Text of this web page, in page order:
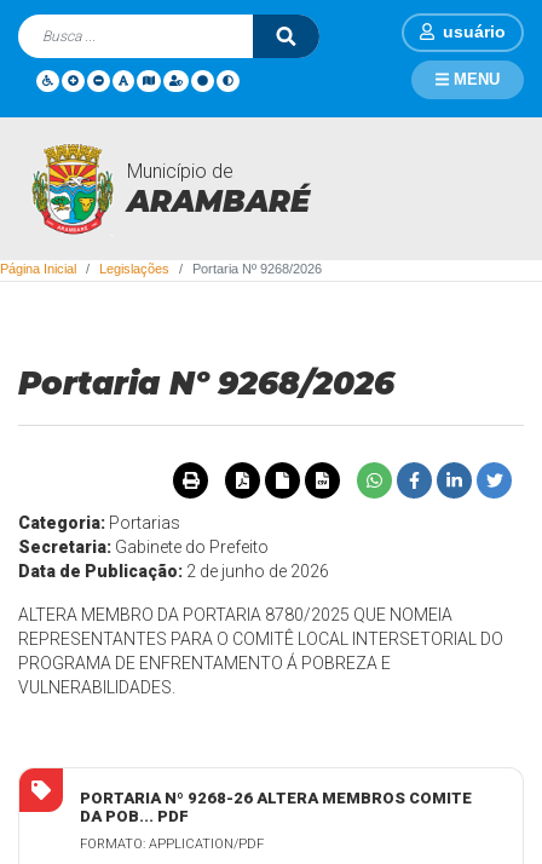
usuário
Município de
ARAMBARÉ
MENU
Legislações
Página Inicial Legislações Portaria Nº 9268/2026
Portaria Nº 9268/2026
Categoria: Portarias
Secretaria: Gabinete do Prefeito
Data de Publicação: 2 de junho de 2026
ALTERA MEMBRO DA PORTARIA 8780/2025 QUE NOMEIA
REPRESENTANTES PARA O COMITÊ LOCAL INTERSETORIAL DO
PROGRAMA DE ENFRENTAMENTO Á POBREZA E
VULNERABILIDADES.
PORTARIA Nº 9268-26 ALTERA MEMBROS COMITE
DA POB... PDF
FORMATO: APPLICATION/PDF